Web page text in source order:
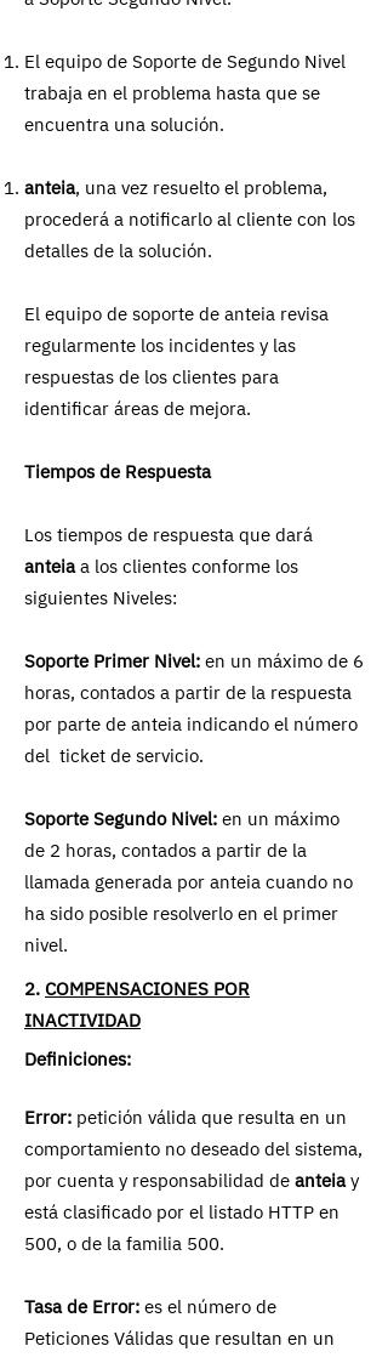
El equipo de Soporte de Segundo Nivel
trabaja en el problema hasta que se
encuentra una solución.
anteia, una vez resuelto el problema,
procederá a notificarlo al cliente con los
detalles de la solución.
El equipo de soporte de anteia revisa
regularmente los incidentes y las
respuestas de los clientes para
identificar áreas de mejora.
Tiempos de Respuesta
Los tiempos de respuesta que dará
anteiaa los clientes conforme los
siguientes Niveles:
Soporte Primer Nivel: en un máximo de 6
horas, contados a partir de la respuesta
por parte de anteia indicando el número
del ticket de servicio.
Soporte Segundo Nivel: en un máximo
de 2 horas, contados a partir de la
llamada generada por anteia cuando no
ha sido posible resolverlo en el primer
nivel.
2. COMPENSACIONES POR
INACTIVIDAD
Definiciones:
Error: petición válida que resulta en un
comportamiento no deseado del sistema,
por cuenta y responsabilidad de anteiay
está clasificado por el listado HTTP en
500, o de la familia 500.
Tasa de Error: es el número de
Peticiones Válidas que resultan en un